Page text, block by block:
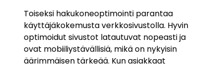
Toiseksi hakukoneoptimointi parantaa
käyttäjäkokemusta verkkosivustolla. Hyvin
optimoidut sivustot latautuvat nopeasti ja
ovat mobiiliystävällisiä, mikä on nykyisin
äärimmäisen tärkeää. Kun asiakkaat